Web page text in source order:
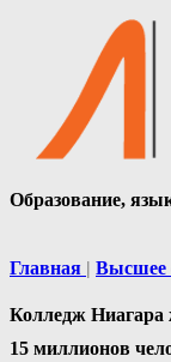
Образование,
Главная Высшее
Колледж Ниагара
15 миллионов